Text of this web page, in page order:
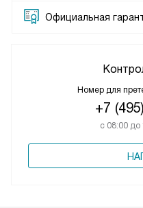
Официальная
Номер для
+7
с 08:00 до